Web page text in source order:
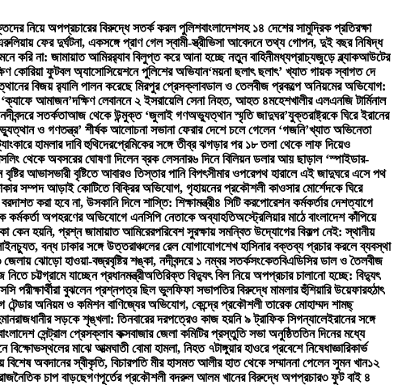
নিয়ে অপপ্রচারের বিরুদ্ধে সতর্ক করল পুলিশবাংলাদেশসহ ১৪ দেশের সামুদ্রিক প্রতিরক্ষা
ফের দুর্ঘটনা, একসঙ্গে প্রাণ গেল স্বামী-স্ত্রীভিসা আবেদনে তথ্য গোপন, দুই বছর নিষিদ্ধ
করি না: জামায়াত আমিরর‍্যাব বিলুপ্ত করে আনা হচ্ছে নতুন বাহিনীমধ্যপ্রাচ্যজুড়ে ব্ল্যাকআউটের
কোরিয়া ফুটবল অ্যাসোসিয়েশনে পুলিশের অভিযান‘ময়না ছলাৎ ছলাৎ’ খ্যাত গায়ক স্বাগত দে
বিজয় র‍্যালি পালন করেছে মিরপুর প্রেসক্লাবডাল ও তেলবীজ প্রকল্পে অনিয়মের অভিযোগ:
‘ক্যাফে আমাজন’দক্ষিণ লেবাননে ২ ইসরায়েলি সেনা নিহত, আহত ৪মহেশখালীর এলএনজি টার্মিনাল
সতর্কতাআজ থেকে উন্মুক্ত ‘জুলাই গণঅভ্যুত্থান স্মৃতি জাদুঘর’যুক্তরাষ্ট্রকে ঘিরে ইরানের
ও গণতন্ত্র’ শীর্ষক আলোচনা সভানা ফেরার দেশে চলে গেলেন ‘গজনি’খ্যাত অভিনেতা
হামলার দাবি হুথিদেরপ্রেমিকের সঙ্গে তীব্র ঝগড়ার পর ১৮ তলা থেকে লাফ দিয়েও
থেকে অবসরের ঘোষণা দিলেন ব্রক লেসনার৬ দিনে বিলিয়ন ডলার আয় ছাড়াল ‘স্পাইডার-
বৃষ্টির আভাসভারী বৃষ্টিতে আবারও তিস্তার পানি বিপৎসীমার ওপরেপথ হারালে এই জাদুঘরে এসে পথ
সম্পদ আড়াই কোটিতে বিক্রির অভিযোগ, গৃহায়নের প্রকৌশলী কাওসার মোর্শেদকে ঘিরে
বরদাশত করা হবে না, উসকানি দিলে শাস্তি: শিক্ষামন্ত্রী৪ সিটি করপোরেশন কর্মকর্তার দেশত্যাগে
কর্মকর্তা অপহরণের অভিযোগে এনসিপি নেতাকে অব্যাহতিঅস্ট্রেলিয়ার মাঠে বাংলাদেশ কাঁপিয়ে
কেন হয়নি, প্রশ্ন জামায়াত আমিরেরপরিবেশ সুরক্ষায় সমন্বিত উদ্যোগের বিকল্প নেই: স্থানীয়
বন্ধ ঢাকার সঙ্গে উত্তরাঞ্চলের রেল যোগাযোগশেখ হাসিনার বক্তব্য প্রচার করলে ব্যবস্থা
ঝোড়ো হাওয়া-বজ্রবৃষ্টির শঙ্কা, নদীবন্দরে ১ নম্বর সতর্কসংকেতবিএডিসির ডাল ও তৈলবীজ
চট্টগ্রামে যাচ্ছেন প্রধানমন্ত্রীঅতিরিক্ত বিদ্যুৎ বিল নিয়ে অপপ্রচার চালানো হচ্ছে: বিদ্যুৎ
পরীক্ষার্থীরা বুঝলেন প্রশ্নপত্র ছিল ভুলফিফা সভাপতির বিরুদ্ধে মামলার হুঁশিয়ারি উয়েফারহঠাৎ
টেন্ডার অনিয়ম ও কমিশন বাণিজ্যের অভিযোগ, কেন্দ্রে প্রকৌশলী তারেক মোহাম্মদ শামছ্
রাজধানীর সড়কে শৃঙ্খলা: তিনবারের দরপত্রেও কাজ হয়নি ৯ ট্রাফিক সিগন্যালেইরানের সঙ্গে
সেন্ট্রাল প্রেসক্লাব কক্সবাজার জেলা কমিটির প্রস্তুতি সভা অনুষ্ঠিততিন দিনের মধ্যে
বিক্ষোভস্থলের মাঝে আত্মঘাতী বোমা হামলা, নিহত ৭টাঙ্গুয়ার হাওরে প্রবেশে নিষেধাজ্ঞারিকার্ভ
বিশেষ অবদানের স্বীকৃতি, বিচারপতি মীর হাসমত আলীর হাত থেকে সম্মাননা পেলেন সুমন খান১২
চাপ বাড়ছেগণপূর্তের প্রকৌশলী বদরুল আলম খানের বিরুদ্ধে অপপ্রচার৩ ফুট বাই ৪